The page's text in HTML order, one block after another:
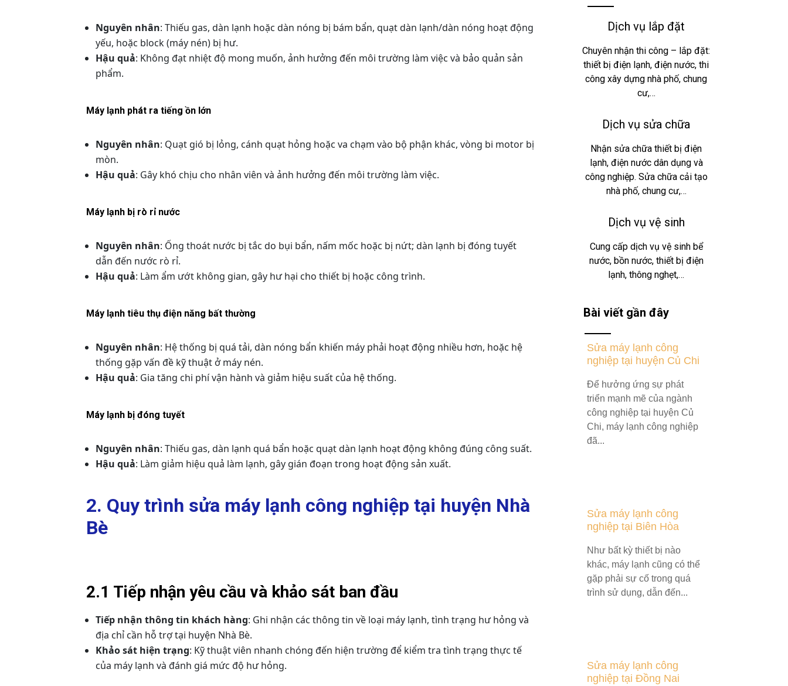
Nguyên nhân: Thiếu gas, dàn lạnh hoặc dàn nóng bị bám bẩn, quạt dàn lạnh/dàn nóng hoạt động
yếu, hoặc block (máy nén) bị hư.
Hậu quả: Không đạt nhiệt độ mong muốn, ảnh hưởng đến môi trường làm việc và bảo quản sản
phẩm.
Máy lạnh phát ra tiếng ồn lớn
Nguyên nhân: Quạt gió bị lỏng, cánh quạt hỏng hoặc va chạm vào bộ phận khác, vòng bi motor bị
mòn.
Hậu quả: Gây khó chịu cho nhân viên và ảnh hưởng đến môi trường làm việc.
Máy lạnh bị rò rỉ nước
Nguyên nhân: Ống thoát nước bị tắc do bụi bẩn, nấm mốc hoặc bị nứt; dàn lạnh bị đóng tuyết
dẫn đến nước rò rỉ.
Hậu quả: Làm ẩm ướt không gian, gây hư hại cho thiết bị hoặc công trình.
Máy lạnh tiêu thụ điện năng bất thường
Nguyên nhân: Hệ thống bị quá tải, dàn nóng bẩn khiến máy phải hoạt động nhiều hơn, hoặc hệ
thống gặp vấn đề kỹ thuật ở máy nén.
Hậu quả: Gia tăng chi phí vận hành và giảm hiệu suất của hệ thống.
Máy lạnh bị đóng tuyết
Nguyên nhân: Thiếu gas, dàn lạnh quá bẩn hoặc quạt dàn lạnh hoạt động không đúng công suất.
Hậu quả: Làm giảm hiệu quả làm lạnh, gây gián đoạn trong hoạt động sản xuất.
2. Quy trình sửa máy lạnh công nghiệp tại huyện Nhà
Bè
2.1 Tiếp nhận yêu cầu và khảo sát ban đầu
Tiếp nhận thông tin khách hàng: Ghi nhận các thông tin về loại máy lạnh, tình trạng hư hỏng và
địa chỉ cần hỗ trợ tại huyện Nhà Bè.
Khảo sát hiện trạng: Kỹ thuật viên nhanh chóng đến hiện trường để kiểm tra tình trạng thực tế
của máy lạnh và đánh giá mức độ hư hỏng.
Dịch vụ lắp đặt
Chuyên nhận thi công – lắp đặt:
thiết bị điện lạnh, điện nước, thi
công xây dựng nhà phố, chung
cư,…
Dịch vụ sửa chữa
Nhận sửa chữa thiết bị điện
lạnh, điện nước dân dụng và
công nghiệp. Sửa chữa cải tạo
nhà phố, chung cư,…
Dịch vụ vệ sinh
Cung cấp dịch vụ vệ sinh bể
nước, bồn nước, thiết bị điện
lạnh, thông nghẹt,…
Bài viết gần đây
Sửa máy lạnh công
nghiệp tại huyện Củ Chi
Để hưởng ứng sự phát
triển mạnh mẽ của ngành
công nghiệp tại huyện Củ
Chi, máy lạnh công nghiệp
đã...
Sửa máy lạnh công
nghiệp tại Biên Hòa
Như bất kỳ thiết bị nào
khác, máy lạnh cũng có thể
gặp phải sự cố trong quá
trình sử dụng, dẫn đến...
Sửa máy lạnh công
nghiệp tại Đồng Nai